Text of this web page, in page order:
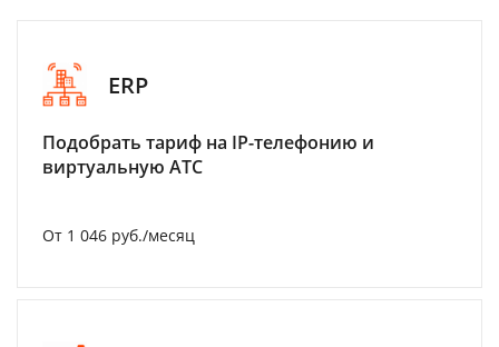
ERP
Подобрать тариф на IP-телефонию и
виртуальную АТС
От 1 046 руб./месяц